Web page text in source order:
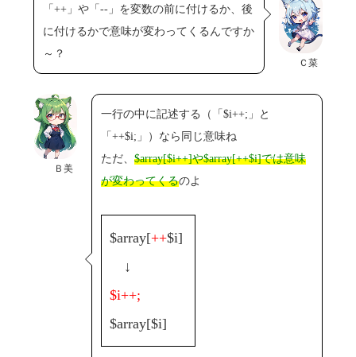
Ｃ菜
「++」や「--」を変数の前に付けるか、後
に付けるかで意味が変わってくるんですか
～？
Ｂ美
一行の中に記述する（「$i++;」と
「++$i;」）なら同じ意味ね
ただ、 $array[$i++]や$array[++$i]では意味
が変わってくるのよ
$array[++$i]
↓
$i++;
$array[$i]